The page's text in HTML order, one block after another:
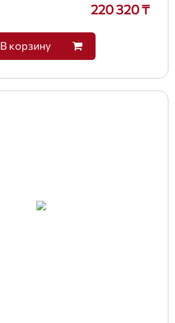
220 320 ₸
В корзину